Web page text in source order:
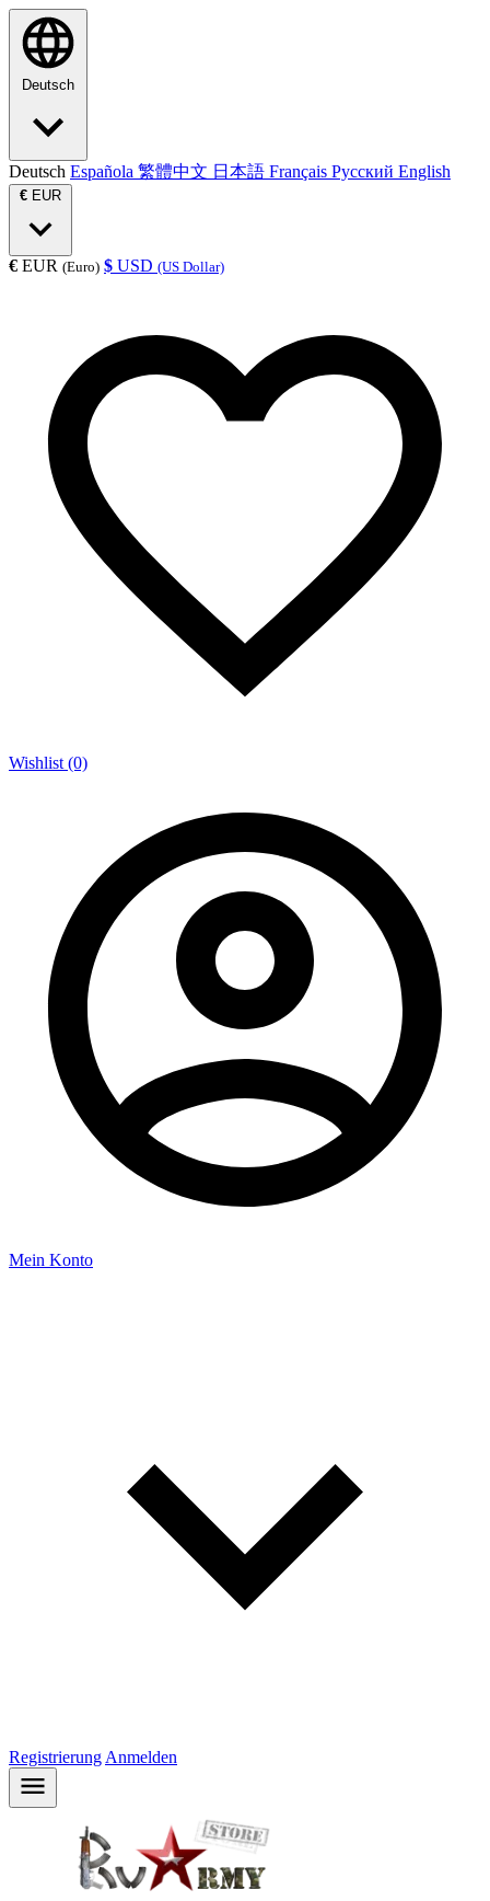
Deutsch
Deutsch Española 繁體中文 日本語 Français Русский English
€ EUR
€ EUR (Euro) $ USD (US Dollar)
Wishlist (0)
Mein Konto
Registrierung Anmelden